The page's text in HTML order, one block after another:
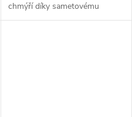
chmýří díky sametovému
povrchu materiál:...